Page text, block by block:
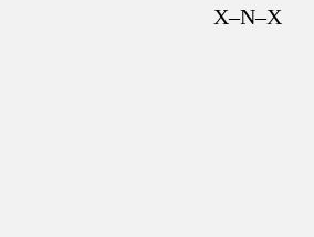
X–N–X